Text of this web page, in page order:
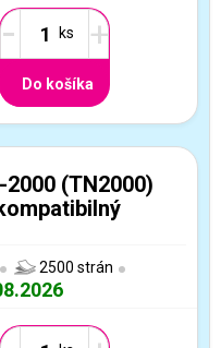
- +
Do košíka
(TN2000)
2500 strán